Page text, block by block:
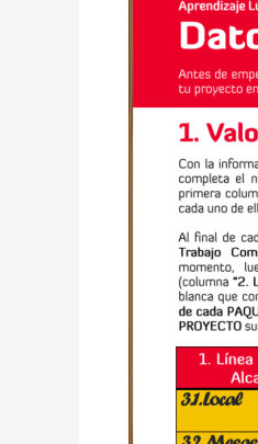
BreakingDown®:
Ganado